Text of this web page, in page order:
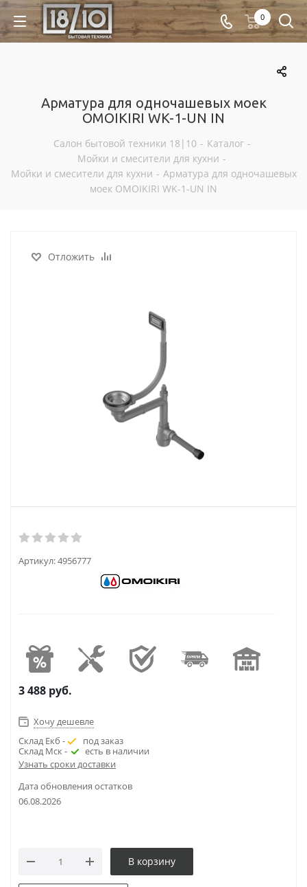
0
Арматура для одночашевых моек
OMOIKIRI WK-1-UN IN
Салон бытовой техники 18|10 - Каталог -
Мойки и смесители для кухни -
Мойки и смесители для кухни - Арматура для одночашевых
моек OMOIKIRI WK-1-UN IN
Отложить
Артикул:4956777
3 488 руб.
Хочу дешевле
Склад Екб -
под заказ
Склад Мск -
есть в наличии
Узнать сроки доставки
Дата обновления остатков
06.08.2026
В корзину